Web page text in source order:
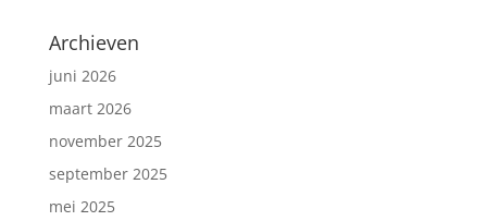
Archieven
juni 2026
maart 2026
november 2025
september 2025
mei 2025